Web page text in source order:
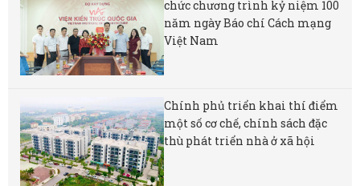
chức chương trình kỷ niệm 100
năm ngày Báo chí Cách mạng
Việt Nam
Chính phủ triển khai thí điểm
một số cơ chế, chính sách đặc
thù phát triển nhà ở xã hội